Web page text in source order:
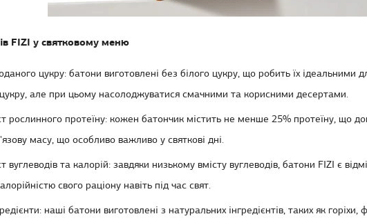
FIZI у святковому меню
цукру: батони виготовлені без білого цукру, що робить їх ідеальними
але при цьому насолоджуватися смачними та корисними десертами.
рослинного протеїну: кожен батончик містить не менше 25% протеїну, що
масу, що особливо важливо у святкові дні.
вуглеводів та калорій: завдяки низькому вмісту вуглеводів, батони FIZI є
свого раціону навіть під час свят.
наші батони виготовлені з натуральних інгредієнтів, таких як